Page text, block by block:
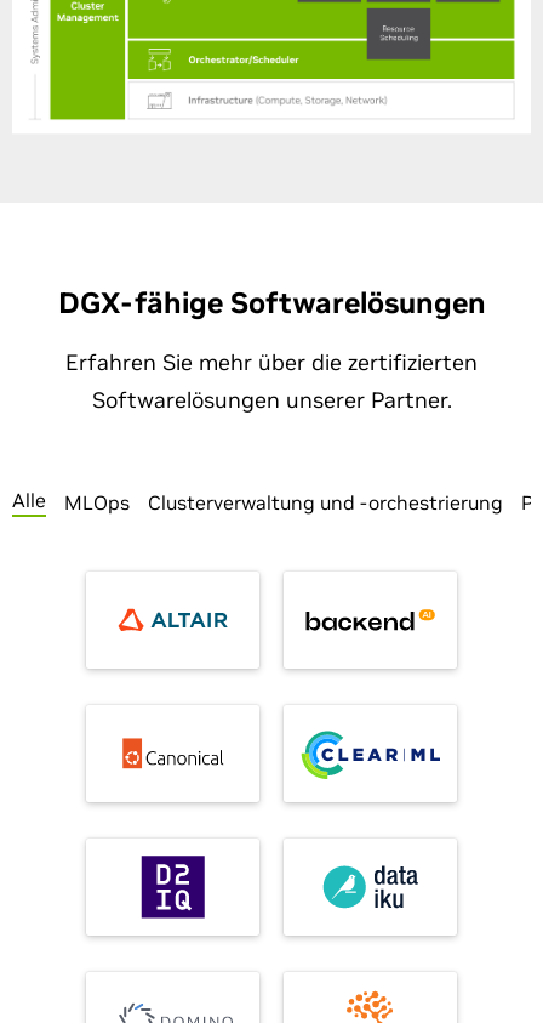
DGX-fähige Softwarelösungen
Erfahren Sie mehr über die zertifizierten
Softwarelösungen unserer Partner.
Alle MLOps Clusterverwaltung und -orchestrierung